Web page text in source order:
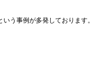
う事例が多発しております。